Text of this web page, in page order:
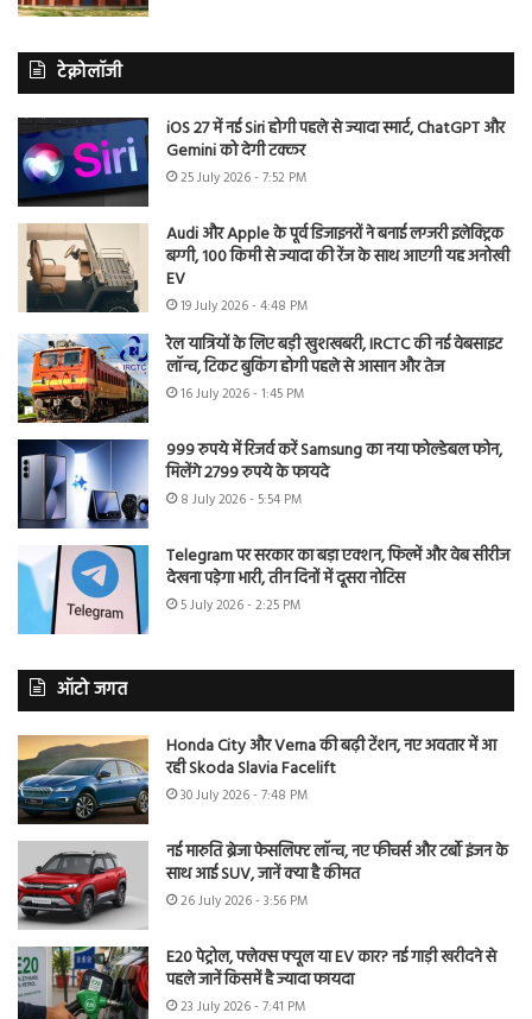
टेक्नोलॉजी
iOS 27 में नई Siri होगी पहले से ज्यादा स्मार्ट, ChatGPT और
Gemini को देगी टक्कर
25 July 2026 - 7:52 PM
Audi और Apple के पूर्व डिजाइनरों ने बनाई लग्जरी इलेक्ट्रिक
बग्गी, 100 किमी से ज्यादा की रेंज के साथ आएगी यह अनोखी
EV
19 July 2026 - 4:48 PM
रेल यात्रियों के लिए बड़ी खुशखबरी, IRCTC की नई वेबसाइट
लॉन्च, टिकट बुकिंग होगी पहले से आसान और तेज
16 July 2026 - 1:45 PM
999 रुपये में रिजर्व करें Samsung का नया फोल्डेबल फोन,
मिलेंगे 2799 रुपये के फायदे
8 July 2026 - 5:54 PM
Telegram पर सरकार का बड़ा एक्शन, फिल्में और वेब सीरीज
देखना पड़ेगा भारी, तीन दिनों में दूसरा नोटिस
5 July 2026 - 2:25 PM
ऑटो जगत
Honda City और Verna की बढ़ी टेंशन, नए अवतार में आ
रही Skoda Slavia Facelift
30 July 2026 - 7:48 PM
नई मारुति ब्रेजा फेसलिफ्ट लॉन्च, नए फीचर्स और टर्बो इंजन के
साथ आई SUV, जानें क्या है कीमत
26 July 2026 - 3:56 PM
E20 पेट्रोल, फ्लेक्स फ्यूल या EV कार? नई गाड़ी खरीदने से
पहले जानें किसमें है ज्यादा फायदा
23 July 2026 - 7:41 PM